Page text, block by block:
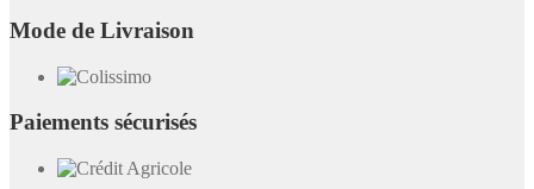
Mode de Livraison
Paiements sécurisés